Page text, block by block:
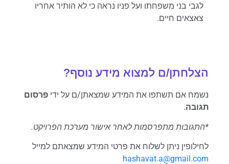
לגבי בני משפחתו ועל פניו נראה כי לא הותיר אחריו
צאצאים חיים.
הצלחתן/ם למצוא מידע נוסף?
נשמח אם תשתפו את המידע שמצאתן/ם על ידי פרסום
תגובה.
*התגובות מתפרסמות לאחר אישור מערכת הפרויקט.
לחילופין ניתן לשלוח את פרטי המידע שמצאתם למייל
hashavat.a@gmail.com